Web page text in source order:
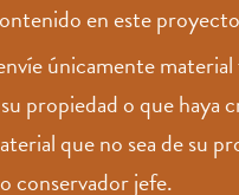
en este
únicamente
propiedad o que haya
que no sea de su
conservador jefe.